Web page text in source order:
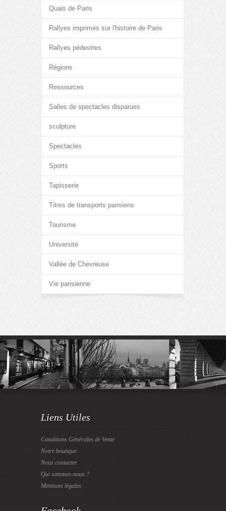
Quais de Paris
Rallyes imprimés sur l'histoire de Paris
Rallyes pédestres
Régions
Ressources
Salles de spectacles disparues
sculpture
Spectacles
Sports
Tapisserie
Titres de transports parisiens
Tourisme
Université
Vallée de Chevreuse
Vie parisienne
Liens Utiles
Conditions Générales de Vente
Notre boutique
Nous contacter
Qui sommes-nous ?
Mentions légales